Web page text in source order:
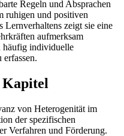
Regeln und Absprachen
ruhigen und positiven
zeigt sie eine
aufmerksam
häufig individuelle
Kapitel
von Heterogenität im
der spezifischen
Verfahren und Förderung.